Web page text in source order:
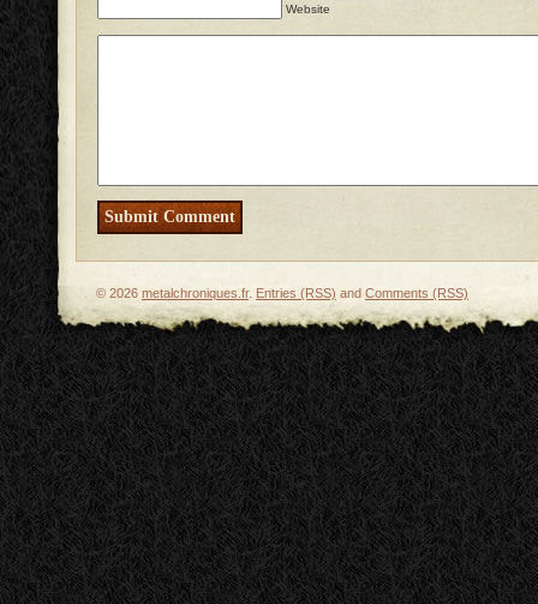
Website
© 2026 metalchroniques.fr. Entries (RSS) and Comments (RSS)